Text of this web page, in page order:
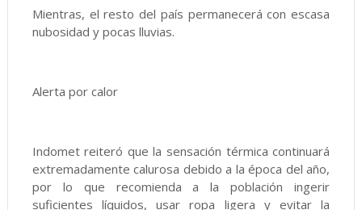
Mientras, el resto del país permanecerá con escasa
nubosidad y pocas lluvias.
Alerta por calor
Indomet reiteró que la sensación térmica continuará
extremadamente calurosa debido a la época del año,
por lo que recomienda a la población ingerir
suficientes líquidos, usar ropa ligera y evitar la